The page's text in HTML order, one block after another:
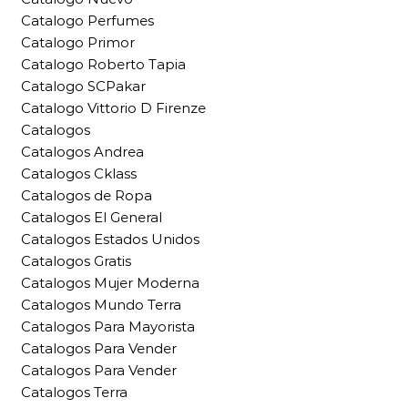
Catalogo Perfumes
Catalogo Primor
Catalogo Roberto Tapia
Catalogo SCPakar
Catalogo Vittorio D Firenze
Catalogos
Catalogos Andrea
Catalogos Cklass
Catalogos de Ropa
Catalogos El General
Catalogos Estados Unidos
Catalogos Gratis
Catalogos Mujer Moderna
Catalogos Mundo Terra
Catalogos Para Mayorista
Catalogos Para Vender
Catalogos Para Vender
Catalogos Terra